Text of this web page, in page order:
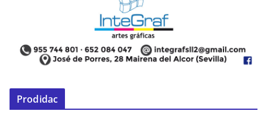
Prodidac